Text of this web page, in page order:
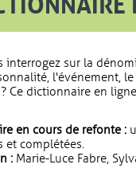
interrogez sur la
l'événement,
Ce dictionnaire en
en cours de refonte :
et complétées.
: Marie-Luce Fabre,